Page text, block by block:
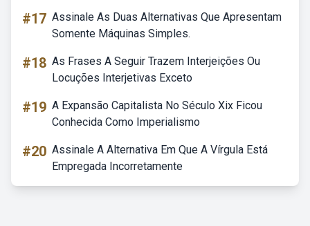
#17 Assinale As Duas Alternativas Que Apresentam
Somente Máquinas Simples.
#18 As Frases A Seguir Trazem Interjeições Ou
Locuções Interjetivas Exceto
#19 A Expansão Capitalista No Século Xix Ficou
Conhecida Como Imperialismo
#20 Assinale A Alternativa Em Que A Vírgula Está
Empregada Incorretamente